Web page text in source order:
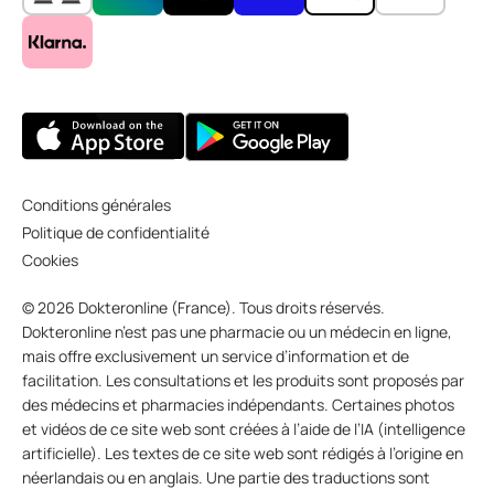
Conditions générales
Politique de confidentialité
Cookies
© 2026 Dokteronline (France). Tous droits réservés.
Dokteronline n’est pas une pharmacie ou un médecin en ligne,
mais offre exclusivement un service d’information et de
facilitation. Les consultations et les produits sont proposés par
des médecins et pharmacies indépendants. Certaines photos
et vidéos de ce site web sont créées à l’aide de l’IA (intelligence
artificielle). Les textes de ce site web sont rédigés à l’origine en
néerlandais ou en anglais. Une partie des traductions sont